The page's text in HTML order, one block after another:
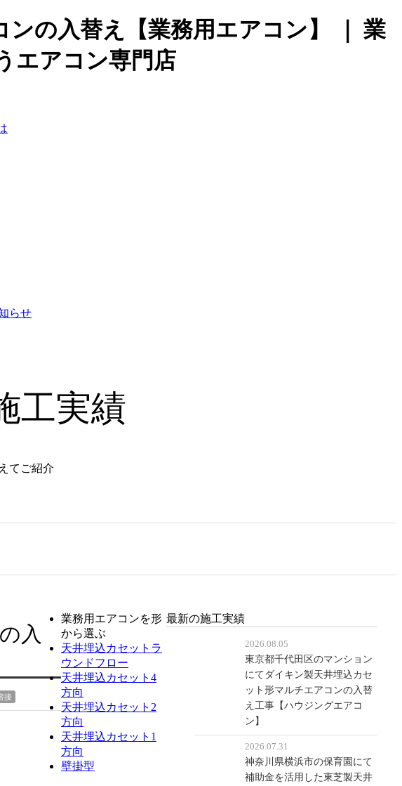
の入替え【業務用エアコン】 ｜ 業
エアコン専門店
らせ
工実績
てご紹介
入
接
最新の施工実績
2026.08.05
東京都千代田区のマンション
にてダイキン製天井埋込カセ
ット形マルチエアコンの入替
え工事【ハウジングエアコ
ン】
2026.07.31
神奈川県横浜市の保育園にて
補助金を活用した東芝製天井
業務用エアコンを形
から選ぶ
天井埋込カセットラ
ウンドフロー
天井埋込カセット4
方向
天井埋込カセット2
方向
天井埋込カセット1
方向
壁掛型